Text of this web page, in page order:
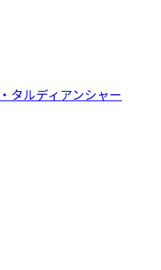
タルディアンシャー